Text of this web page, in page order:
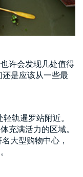
许会发现几处值得
是应该从一些最
轨暹罗站附近。
充满活力的区域。
大型购物中心，